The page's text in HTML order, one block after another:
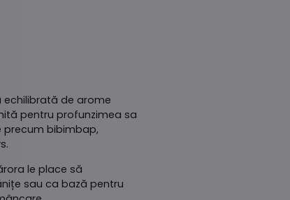
echilibrată de arome
pentru profunzimea sa
precum bibimbap,
le place să
sau ca bază pentru